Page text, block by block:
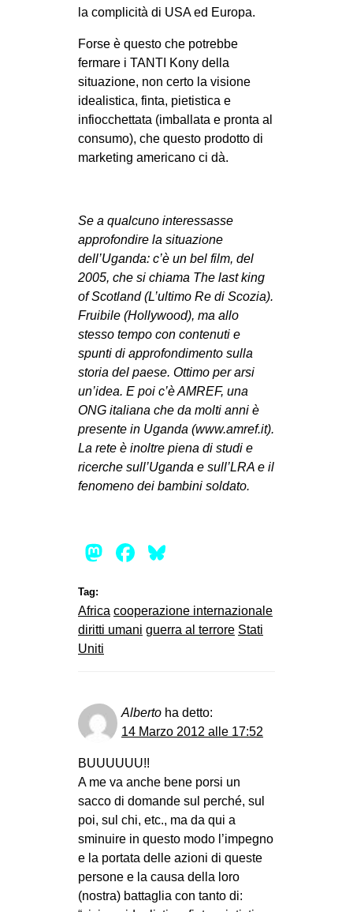
la complicità di USA ed Europa.
Forse è questo che potrebbe
fermare i TANTI Kony della
situazione, non certo la visione
idealistica, finta, pietistica e
infiocchettata (imballata e pronta al
consumo), che questo prodotto di
marketing americano ci dà.
Se a qualcuno interessasse
approfondire la situazione
dell’Uganda: c’è un bel film, del
2005, che si chiama The last king
of Scotland (L’ultimo Re di Scozia).
Fruibile (Hollywood), ma allo
stesso tempo con contenuti e
spunti di approfondimento sulla
storia del paese. Ottimo per arsi
un’idea. E poi c’è AMREF, una
ONG italiana che da molti anni è
presente in Uganda (www.amref.it).
La rete è inoltre piena di studi e
ricerche sull’Uganda e sull’LRA e il
fenomeno dei bambini soldato.
Mastodon
Facebook
Tag:
Africa cooperazione internazionale
diritti umani guerra al terrore Stati
Uniti
Alberto ha detto:
14 Marzo 2012 alle 17:52
BUUUUUU!!
A me va anche bene porsi un
sacco di domande sul perché, sul
poi, sul chi, etc., ma da qui a
sminuire in questo modo l’impegno
e la portata delle azioni di queste
persone e la causa della loro
(nostra) battaglia con tanto di: